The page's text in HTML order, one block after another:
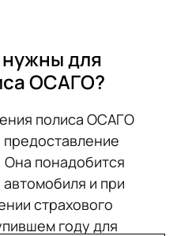
для
ОСАГО?
полиса ОСАГО
Она понадобится
и при
страхового
году для